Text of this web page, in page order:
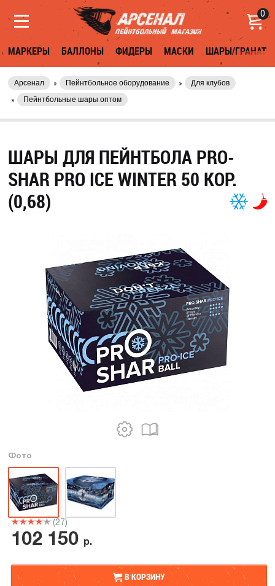
0
МАРКЕРЫ БАЛЛОНЫ ФИДЕРЫ МАСКИ ШАРЫ/ГРАНАТЫ
Арсенал Пейнтбольное оборудование
Для клубов
Пейнтбольные шары оптом
ШАРЫ ДЛЯ ПЕЙНТБОЛА PRO-
SHAR PRO ICE WINTER 50 КОР.
(0,68)
Фото
(27)
102 150 р.
В КОРЗИНУ